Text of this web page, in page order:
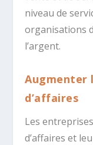
niveau de
organisations
l’argent.
Augmenter
d’affaires
Les
d’affaires et